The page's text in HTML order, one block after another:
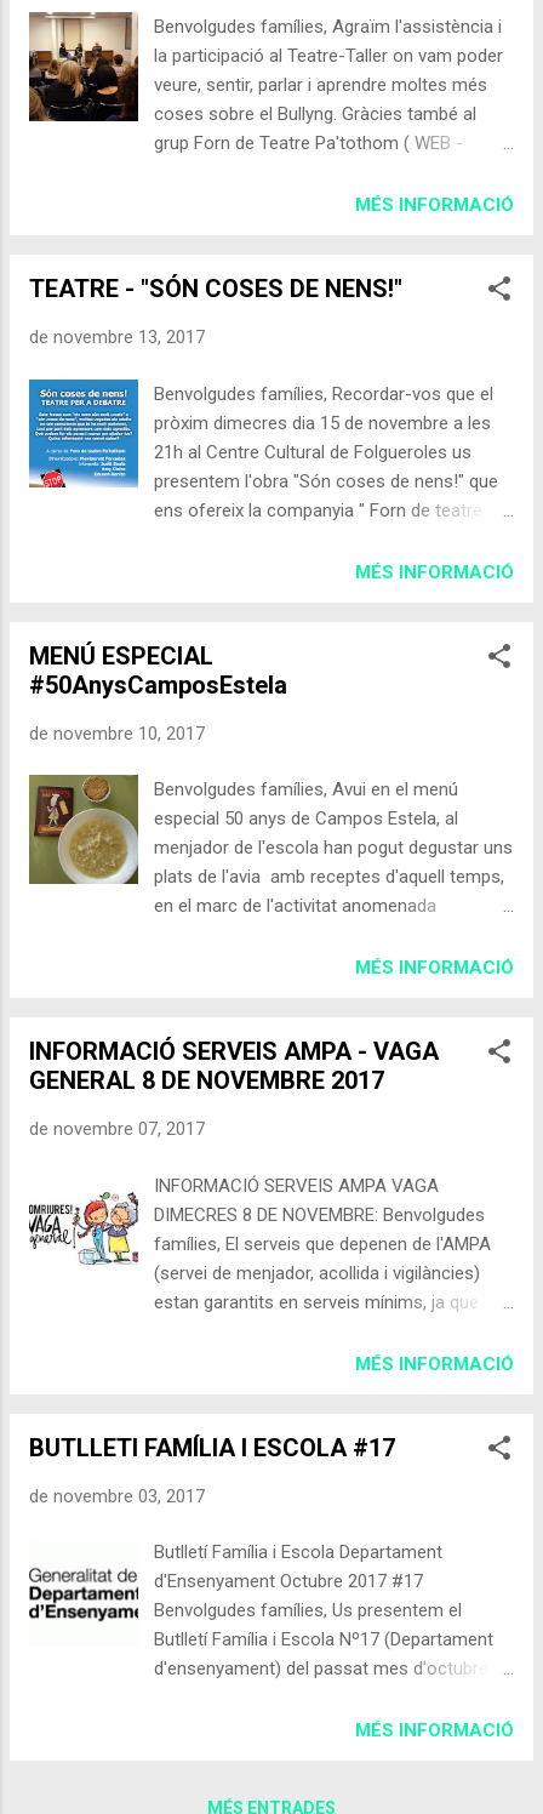
l’escola a peu. També és una manera de
reduir les emissions de gasos que generen
els nostres vehicles. Cada participant rebrà
una targeta amb informació sobre l’estalvi
energètic obtingut que després es sumarà
per comparar els resultats obtinguts. El
d’un color diferent i un punt d...
Benvolgudes famílies, Agraïm l'assistència i
la participació al Teatre-Taller on vam poder
veure, sentir, parlar i aprendre moltes més
coses sobre el Bullyng. Gràcies també al
grup Forn de Teatre Pa'tothom ( WEB -
nos a entendre una mica més aquesta
entre nens i joves. Guia per a les famílies"
a: Telèfon infància Respon : 116 111 / 900
escolar : 900 018 018 No Utilitzeu MAI
Youtube per a informar-vos. Quatre notes a
tenir en compte . Una frase de la nit: Els
secrets s’expliquen sempre, les sorpreses
no. Autor desconegut, però una gran
MÉS INFORMACIÓ
TEATRE - "SÓN COSES DE NENS!"
de novembre 13, 2017
Benvolgudes famílies, Recordar-vos que el
pròxim dimecres dia 15 de novembre a les
21h al Centre Cultural de Folgueroles us
presentem l'obra "Són coses de nens!" que
ens ofereix la companyia " Forn de teatre
Debatre on les famílies i els actors
Ajuntament de Folgueroles Mancomunitat la
Plana Diputació de Barcelona Departament
MÉS INFORMACIÓ
MENÚ ESPECIAL
#50AnysCamposEstela
de novembre 10, 2017
Benvolgudes famílies, Avui en el menú
especial 50 anys de Campos Estela, al
menjador de l'escola han pogut degustar uns
plats de l'avia amb receptes d'aquell temps,
en el marc de l'activitat anomenada
natilles casolanes , esperem que us hagin
MÉS INFORMACIÓ
INFORMACIÓ SERVEIS AMPA - VAGA
GENERAL 8 DE NOVEMBRE 2017
de novembre 07, 2017
INFORMACIÓ SERVEIS AMPA VAGA
DIMECRES 8 DE NOVEMBRE: Benvolgudes
famílies, El serveis que depenen de l'AMPA
(servei de menjador, acollida i vigilàncies)
estan garantits en serveis mínims, ja que
degut a la vaga. Les empreses que ofereixen
no si es realitzen. Comissió de menjador
Extraescolars
MÉS INFORMACIÓ
BUTLLETI FAMÍLIA I ESCOLA #17
de novembre 03, 2017
Butlletí Família i Escola Departament
d'Ensenyament Octubre 2017 #17
Benvolgudes famílies, Us presentem el
Butlletí Família i Escola Nº17 (Departament
d'ensenyament) del passat mes d'octubre
ser del vostre interès: Els processos de dol
MÉS INFORMACIÓ
MÉS ENTRADES